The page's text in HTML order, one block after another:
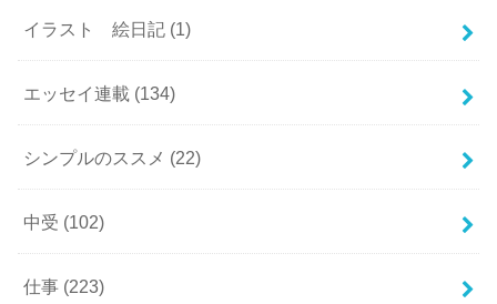
イラスト 絵日記 (1)
エッセイ連載 (134)
シンプルのススメ (22)
中受 (102)
仕事 (223)